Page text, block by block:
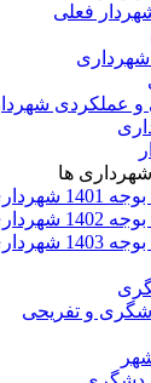
فعلی
و عملکردی
ها
ها
ها
ها
و تفریحی